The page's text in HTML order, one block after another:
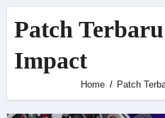
Patch
Impact
Home Patch